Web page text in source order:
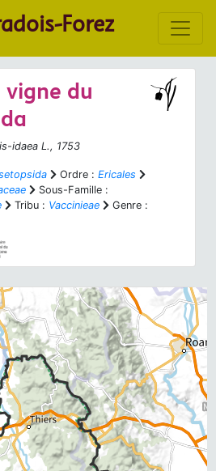
Forez
du
idaea L., 1753
Ordre : Ericales
Sous-Famille :
Tribu : Vaccinieae
Genre :